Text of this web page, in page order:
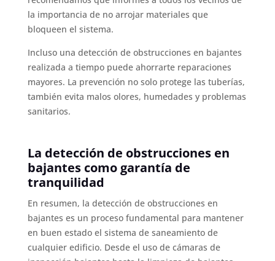
la importancia de no arrojar materiales que
bloqueen el sistema.
Incluso una detección de obstrucciones en bajantes
realizada a tiempo puede ahorrarte reparaciones
mayores. La prevención no solo protege las tuberías,
también evita malos olores, humedades y problemas
sanitarios.
La detección de obstrucciones en
bajantes como garantía de
tranquilidad
En resumen, la detección de obstrucciones en
bajantes es un proceso fundamental para mantener
en buen estado el sistema de saneamiento de
cualquier edificio. Desde el uso de cámaras de